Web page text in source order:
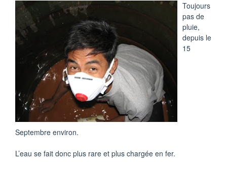
Toujours
pas de
pluie,
depuis le
15
Septembre environ.
L’eau se fait donc plus rare et plus chargée en fer.